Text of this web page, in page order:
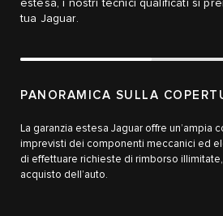
estesa, i nostri tecnici qualificati si
tua Jaguar.
PANORAMICA SULLA
La garanzia estesa Jaguar offre un’ampia
imprevisti dei componenti meccanici ed
di effettuare richieste di rimborso
acquisto dell’auto.